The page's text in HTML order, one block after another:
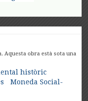
Aquesta obra està sota una
històric
Moneda Social-